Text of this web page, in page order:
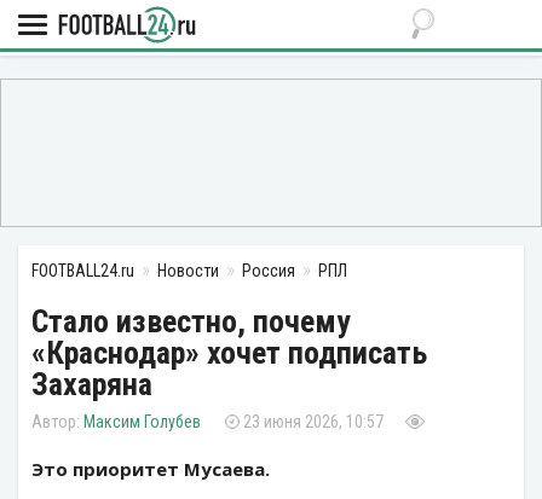
FOOTBALL24.ru Новости Россия РПЛ
Стало известно, почему
«Краснодар» хочет подписать
Захаряна
Максим Голубев 23 июня 2026, 10:57
Это приоритет Мусаева.